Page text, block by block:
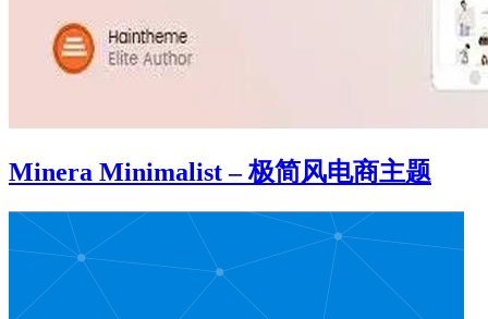
Minera Minimalist – 极简风电商主题